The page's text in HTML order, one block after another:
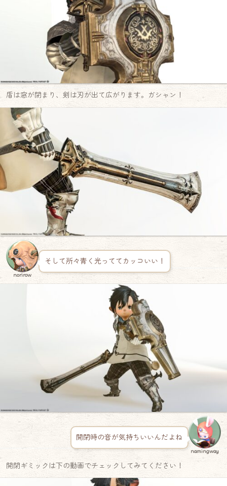
盾は窓が閉まり、剣は刃が出て広がります。ガシャン！
norirow
そして所々青く光っててカッコいい！
開閉時の音が気持ちいいんだよね
namingway
開閉ギミックは下の動画でチェックしてみてください！